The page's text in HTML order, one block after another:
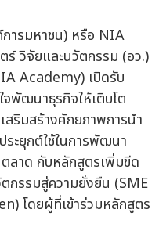
ารมหาชน) หรือ NIA
ร์ วิจัยและนวัตกรรม (อว.)
Academy) เปิดรับ
พัฒนาธุรกิจให้เติบโต
สริมสร้างศักยภาพการนำ
ะยุกต์ใช้ในการพัฒนา
ลาด กับหลักสูตรเพิ่มขีด
กรรมสู่ความยั่งยืน (SME
โดยผู้ที่เข้าร่วมหลักสูตร